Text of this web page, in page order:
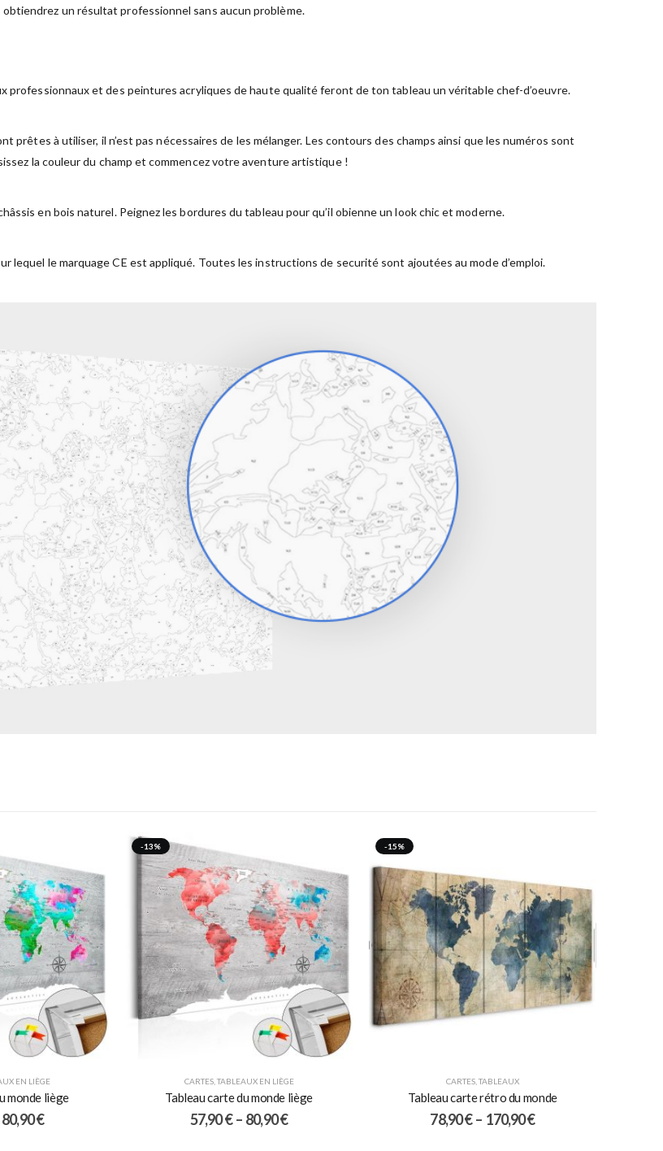
un résultat professionnel sans aucun problème.
professionnaux et des peintures acryliques de haute qualité feront de ton tableau un véritable chef-d’oeuvre.
prêtes à utiliser, il n’est pas nécessaires de les mélanger. Les contours des champs ainsi que les numéros sont
la couleur du champ et commencez votre aventure artistique !
en bois naturel. Peignez les bordures du tableau pour qu’il obienne un look chic et moderne.
le marquage CE est appliqué. Toutes les instructions de securité sont ajoutées au mode d’emploi.
EN LIÈGE
monde liège
80,90€
-13%
CARTES,TABLEAUX EN LIÈGE
Tableau carte du monde liège
57,90€ – 80,90€
-15%
CARTES,TABLEAUX
Tableau carte rétro du monde
78,90€ – 170,90€